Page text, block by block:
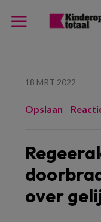
18 MRT 2022
Opslaan
over